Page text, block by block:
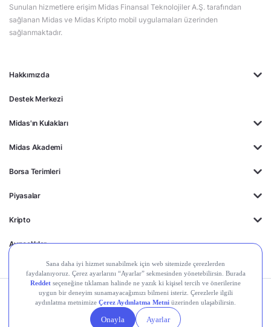
Hakkımızda
Destek Merkezi
Midas'ın Kulakları
Midas Akademi
Borsa Terimleri
Piyasalar
Kripto
Ayrıcalıklar
Sunulan hizmetlere erişim Midas Finansal Teknolojiler A.Ş. tarafından
sağlanan Midas ve Midas Kripto mobil uygulamaları üzerinden
sağlanmaktadır.
Kişisel Verilerin
Gizlilik
Politikası
Yasal
Duyurular
Çerez